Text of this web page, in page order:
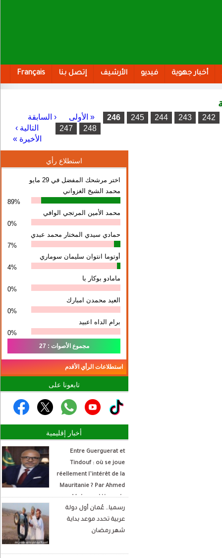
أخبار جهوية فيديو الأرشيف إتصل بنا Français
« الأولى ‹ السابقة 242
243
244
245
246
247
248
التالية ›
الأخيرة »
استطلاع رأي
اختر مرشحك المفضل في 29 مايو
محمد الشيخ الغزواني
89%
محمد الأمين المرتجي الوافي
0%
حمادي سيدي المختار محمد عبدي
7%
أوتوما انتوان سلیمان سوماري
4%
مامادو بوكار با
0%
العيد محمدن امبارك
0%
برام الداه اعبيد
0%
مجموع الأصوات : 27
استطلاعات الرأي الأقدم
تابعونا على
أخبار إقليمية
Entre Guerguerat et
Tindouf : où se joue
réellement l’intérêt de la
Mauritanie ? Par Ahmed
Mohamed Hamada
Écrivain et analyste
politique
رسميا.. عُمان أول دولة
عربية تحدد موعد بداية
شهر رمضان